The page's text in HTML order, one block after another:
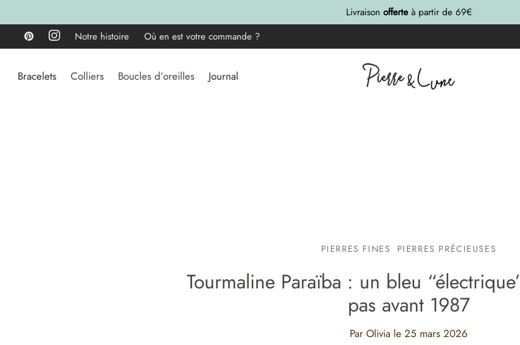
Livraison offerteà partir de 69€
Notre histoire
Où en est votre commande ?
Bracelets Colliers Boucles d’oreilles Journal
PIERRES FINES PIERRES PRÉCIEUSES
Tourmaline Paraïba : un bleu
pas avant 1987
Par Olivia le 25 mars 2026